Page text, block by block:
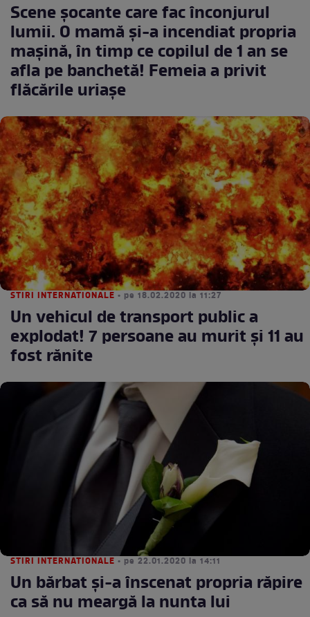
Scene șocante care fac înconjurul
lumii. O mamă și-a incendiat propria
mașină, în timp ce copilul de 1 an se
afla pe banchetă! Femeia a privit
flăcările uriașe
STIRI INTERNATIONALE • pe 18.02.2020 la 11:27
Un vehicul de transport public a
explodat! 7 persoane au murit şi 11 au
fost rănite
STIRI INTERNATIONALE • pe 22.01.2020 la 14:11
Un bărbat și-a înscenat propria răpire
ca să nu meargă la nunta lui